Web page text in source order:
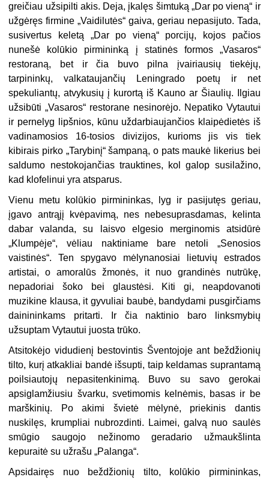
greičiau užsipilti akis. Deja, įkalęs šimtuką „Dar po vieną“ ir
užgėręs firmine „Vaidilutės“ gaiva, geriau nepasijuto. Tada,
susivertus keletą „Dar po vieną“ porcijų, kojos pačios
nunešė kolūkio pirmininką į statinės formos „Vasaros“
restoraną, bet ir čia buvo pilna įvairiausių tiekėjų,
tarpininkų, valkataujančių Leningrado poetų ir net
spekuliantų, atvykusių į kurortą iš Kauno ar Šiaulių. Ilgiau
užsibūti „Vasaros“ restorane nesinorėjo. Nepatiko Vytautui
ir pernelyg lipšnios, kūnu uždarbiaujančios klaipėdietės iš
vadinamosios 16-tosios divizijos, kurioms jis vis tiek
kibirais pirko „Tarybinį“ šampaną, o pats maukė likerius bei
saldumo nestokojančias trauktines, kol galop susilažino,
kad klofelinui yra atsparus.
Vienu metu kolūkio pirmininkas, lyg ir pasijutęs geriau,
įgavo antrąjį kvėpavimą, nes nebesuprasdamas, kelinta
dabar valanda, su laisvo elgesio merginomis atsidūrė
„Klumpėje“, vėliau naktiniame bare netoli „Senosios
vaistinės“. Ten spygavo mėlynanosiai lietuvių estrados
artistai, o amoralūs žmonės, it nuo grandinės nutrūkę,
nepadoriai šoko bei glaustėsi. Kiti gi, neapdovanoti
muzikine klausa, it gyvuliai baubė, bandydami pusgirčiams
dainininkams pritarti. Ir čia naktinio baro linksmybių
užsuptam Vytautui juosta trūko.
Atsitokėjo vidudienį bestovintis Šventojoje ant beždžionių
tilto, kurį atkakliai bandė išsupti, taip keldamas suprantamą
poilsiautojų nepasitenkinimą. Buvo su savo gerokai
apsiglamžiusiu švarku, svetimomis kelnėmis, basas ir be
marškinių. Po akimi švietė mėlynė, priekinis dantis
nuskilęs, krumpliai nubrozdinti. Laimei, galvą nuo saulės
smūgio saugojo nežinomo geradario užmaukšlinta
kepuraitė su užrašu „Palanga“.
Apsidairęs nuo beždžionių tilto, kolūkio pirmininkas,